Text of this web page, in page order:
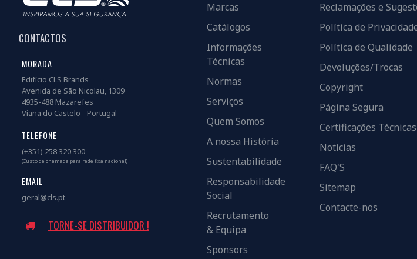
CONTACTOS
MORADA
Edifício CLS Brands
Avenida de São Nicolau, 1309
4935-488 Mazarefes
Viana do Castelo - Portugal
TELEFONE
(+351) 258 320 300
(Custo de chamada para rede fixa nacional)
EMAIL
geral@cls.pt
TORNE-SE DISTRIBUIDOR !
Marcas
Catálogos
Informações
Técnicas
Normas
Serviços
Quem Somos
A nossa História
Sustentabilidade
Responsabilidade
Social
Recrutamento
& Equipa
Sponsors
Reclamações e
Política de
Política de Qualidade
Devoluções/Trocas
Copyright
Página Segura
Certificações Técnicas
Notícias
FAQ'S
Sitemap
Contacte-nos